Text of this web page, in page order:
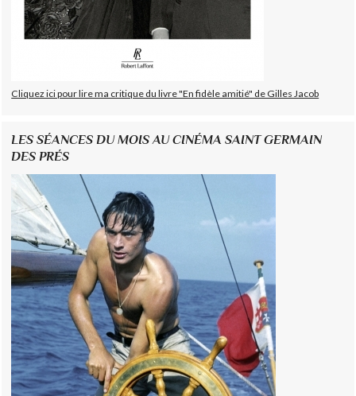
Cliquez ici pour lire ma critique du livre "En fidèle amitié" de Gilles Jacob
LES SÉANCES DU MOIS AU CINÉMA SAINT GERMAIN
DES PRÉS